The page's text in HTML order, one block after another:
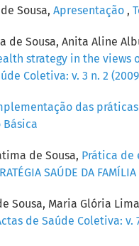
Sousa, Apresentação ,
de Sousa, Anita Aline
strategy in the views
Coletiva: v. 3 n. 2
das
Básica
de Sousa, Prática de
SAÚDE DA FAMÍLIA
Sousa, Maria Glória
de Saúde Coletiva: v.